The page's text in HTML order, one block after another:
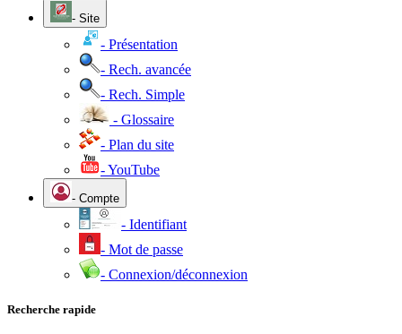
- Site
- Présentation
- Rech. avancée
- Rech. Simple
- Glossaire
- Plan du site
- YouTube
- Compte
- Identifiant
- Mot de passe
- Connexion/déconnexion
Recherche rapide